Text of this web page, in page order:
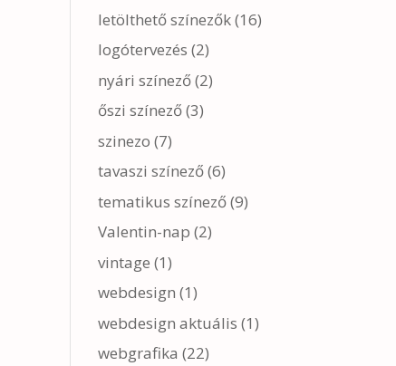
letölthető színezők(16)
logótervezés (2)
nyári színező(2)
őszi színező(3)
szinezo (7)
tavaszi színező(6)
tematikus színező(9)
Valentin-nap (2)
vintage (1)
webdesign (1)
webdesign aktuális (1)
webgrafika (22)